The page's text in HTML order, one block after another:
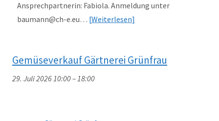
Ansprechpartnerin: Fabiola. Anmeldung unter
baumann@ch-e.eu… Weiterlesen
Gemüseverkauf Gärtnerei Grünfrau
29. Juli 2026 10:00–18:00